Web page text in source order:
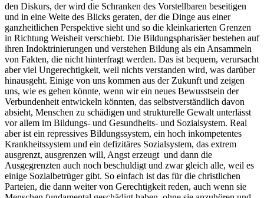
den Diskurs, der wird die Schranken des Vorstellbaren beseitigen
und in eine Weite des Blicks geraten, der die Dinge aus einer
ganzheitlichen Perspektive sieht und so die kleinkarierten Grenzen
in Richtung Weisheit verschiebt. Die Bildungspharisäer bestehen auf
ihren Indoktrinierungen und verstehen Bildung als ein Ansammeln
von Fakten, die nicht hinterfragt werden. Das ist bequem, verursacht
aber viel Ungerechtigkeit, weil nichts verstanden wird, was darüber
hinausgeht. Einige von uns kommen aus der Zukunft und zeigen
uns, wie es gehen könnte, wenn wir ein neues Bewusstsein der
Verbundenheit entwickeln könnten, das selbstverständlich davon
absieht, Menschen zu schädigen und strukturelle Gewalt unterlässt
vor allem im Bildungs- und Gesundheits- und Sozialsystem. Real
aber ist ein repressives Bildungssystem, ein hoch inkompetentes
Krankheitssystem und ein defizitäres Sozialsystem, das extrem
ausgrenzt, ausgrenzen will, Angst erzeugt und dann die
Ausgegrenzten auch noch beschuldigt und zwar gleich alle, weil es
einige Sozialbetrüger gibt. So einfach ist das für die christlichen
Parteien, die dann weiter von Gerechtigkeit reden, auch wenn sie